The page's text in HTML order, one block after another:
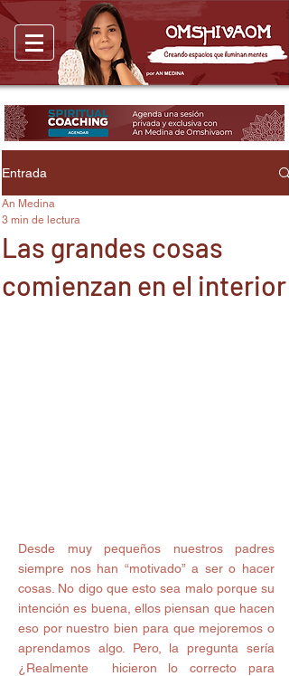
Entrada
Las grandes cosas
comienzan en el interior
An Medina
3 min de lectura
Desde muy pequeños nuestros padres
siempre nos han “motivado” a ser o hacer
cosas. No digo que esto sea malo porque su
intención es buena, ellos piensan que hacen
eso por nuestro bien para que mejoremos o
aprendamos algo. Pero, la pregunta sería
¿Realmente  hicieron lo correcto para